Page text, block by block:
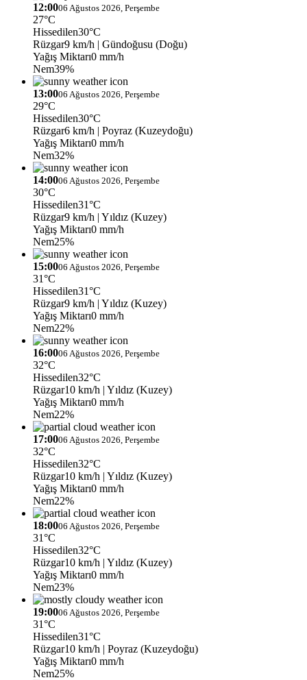
12:0006 Ağustos 2026, Perşembe
27°C
Hissedilen30°C
Rüzgar9 km/h | Gündoğusu (Doğu)
Yağış Miktarı0 mm/h
Nem39%
13:0006 Ağustos 2026, Perşembe
29°C
Hissedilen30°C
Rüzgar6 km/h | Poyraz (Kuzeydoğu)
Yağış Miktarı0 mm/h
Nem32%
14:0006 Ağustos 2026, Perşembe
30°C
Hissedilen31°C
Rüzgar9 km/h | Yıldız (Kuzey)
Yağış Miktarı0 mm/h
Nem25%
15:0006 Ağustos 2026, Perşembe
31°C
Hissedilen31°C
Rüzgar9 km/h | Yıldız (Kuzey)
Yağış Miktarı0 mm/h
Nem22%
16:0006 Ağustos 2026, Perşembe
32°C
Hissedilen32°C
Rüzgar10 km/h | Yıldız (Kuzey)
Yağış Miktarı0 mm/h
Nem22%
17:0006 Ağustos 2026, Perşembe
32°C
Hissedilen32°C
Rüzgar10 km/h | Yıldız (Kuzey)
Yağış Miktarı0 mm/h
Nem22%
18:0006 Ağustos 2026, Perşembe
31°C
Hissedilen32°C
Rüzgar10 km/h | Yıldız (Kuzey)
Yağış Miktarı0 mm/h
Nem23%
19:0006 Ağustos 2026, Perşembe
31°C
Hissedilen31°C
Rüzgar10 km/h | Poyraz (Kuzeydoğu)
Yağış Miktarı0 mm/h
Nem25%